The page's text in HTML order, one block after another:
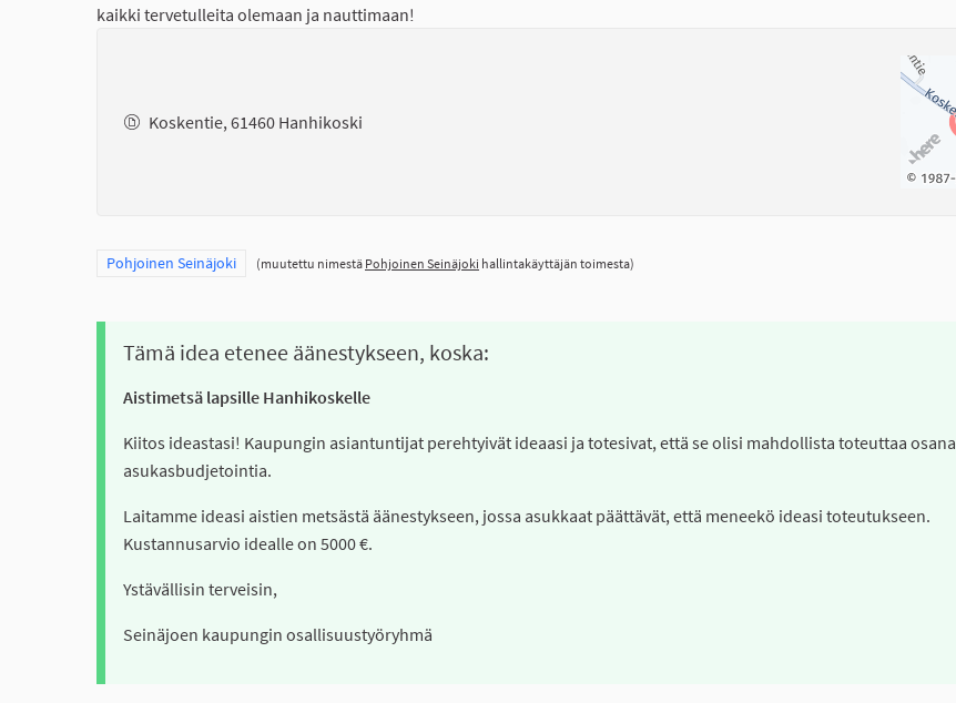
kaikki tervetulleita olemaan ja nauttimaan!
Koskentie, 61460 Hanhikoski
Rajaa tulokset teeman mukaan: Pohjoinen Seinäjoki
Pohjoinen Seinäjoki (muutettu nimestä Pohjoinen Seinäjoki hallintakäyttäjän toimesta)
Tämä idea etenee äänestykseen, koska:
Aistimetsä lapsille Hanhikoskelle
Kiitos ideastasi! Kaupungin asiantuntijat perehtyivät ideaasi ja totesivat, että se olisi mahdollista toteuttaa osana
asukasbudjetointia.
Laitamme ideasi aistien metsästä äänestykseen, jossa asukkaat päättävät, että meneekö ideasi toteutukseen.
Kustannusarvio idealle on 5000 €.
Ystävällisin terveisin,
Seinäjoen kaupungin osallisuustyöryhmä